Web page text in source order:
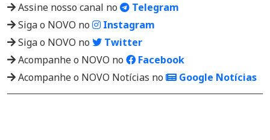
Assine nosso canal no
Telegram
Siga o NOVO no
Instagram
Siga o NOVO no
Twitter
Acompanhe o NOVO no
Facebook
Acompanhe o NOVO Notícias no
Google Notícias